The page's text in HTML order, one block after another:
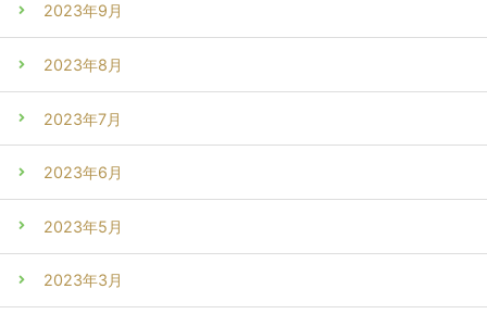
2023年9月
2023年8月
2023年7月
2023年6月
2023年5月
2023年3月